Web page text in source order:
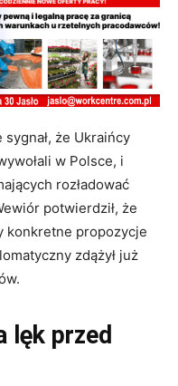
że Ukraińcy
w Polsce, i
rozładować
potwierdził, że
konkretne propozycje
zdążył już
lęk przed